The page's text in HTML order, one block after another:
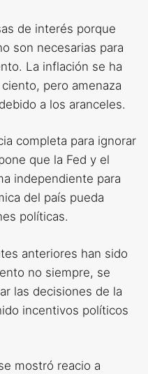
de interés porque
son necesarias para
La inflación se ha
pero amenaza
a los aranceles.
completa para ignorar
que la Fed y el
independiente para
del país pueda
políticas.
anteriores han sido
no siempre, se
las decisiones de la
incentivos políticos
mostró reacio a